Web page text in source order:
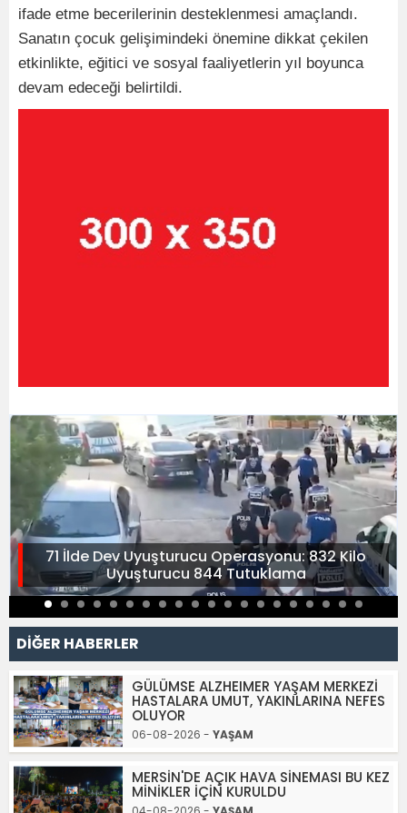
ifade etme becerilerinin desteklenmesi amaçlandı.
Sanatın çocuk gelişimindeki önemine dikkat çekilen
etkinlikte, eğitici ve sosyal faaliyetlerin yıl boyunca
devam edeceği belirtildi.
71 İlde Dev Uyuşturucu Operasyonu: 832 Kilo
Uyuşturucu 844 Tutuklama
DİĞER HABERLER
GÜLÜMSE ALZHEIMER YAŞAM MERKEZİ
HASTALARA UMUT, YAKINLARINA NEFES
OLUYOR
06-08-2026 - YAŞAM
MERSİN'DE AÇIK HAVA SİNEMASI BU KEZ
MİNİKLER İÇİN KURULDU